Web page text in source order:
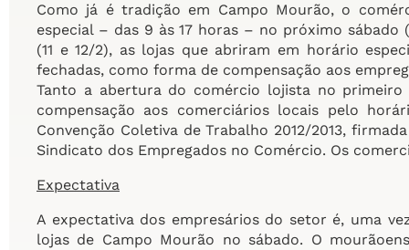
Como já é tradição em Campo Mourão, o
especial – das 9 às 17 horas – no próximo
(11 e 12/2), as lojas que abriram em horário
fechadas, como forma de compensação aos
Tanto a abertura do comércio lojista no
compensação aos comerciários locais pelo
Convenção Coletiva de Trabalho 2012/2013,
Sindicato dos Empregados no Comércio. Os
Expectativa
A expectativa dos empresários do setor é, uma
lojas de Campo Mourão no sábado. O